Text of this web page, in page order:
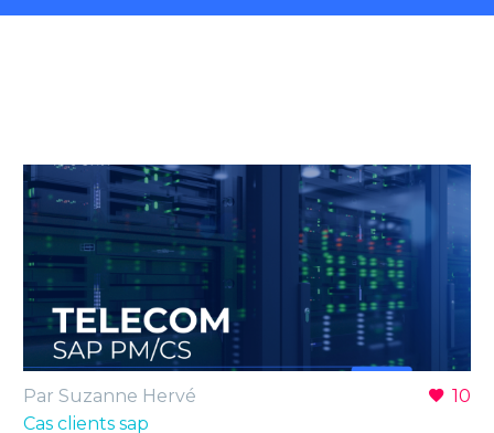
10
Par Suzanne Hervé
Cas clients sap